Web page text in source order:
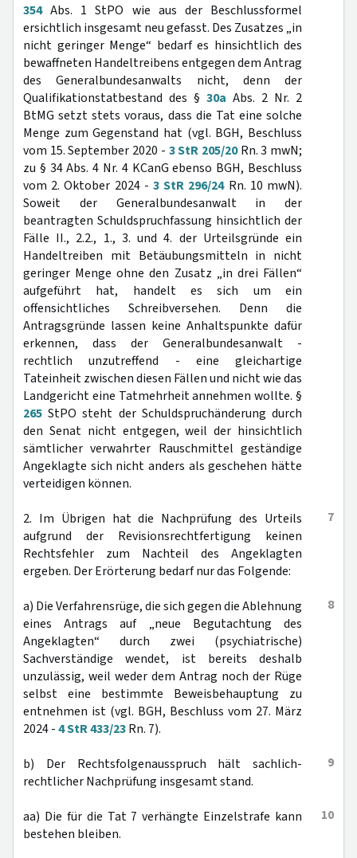
354Abs. 1 StPO wie aus der Beschlussformel
ersichtlich insgesamt neu gefasst. Des Zusatzes „in
nicht geringer Menge“ bedarf es hinsichtlich des
bewaffneten Handeltreibens entgegen dem Antrag
des Generalbundesanwalts nicht, denn der
Qualifikationstatbestand des § 30a Abs. 2 Nr. 2
BtMG setzt stets voraus, dass die Tat eine solche
Menge zum Gegenstand hat (vgl. BGH, Beschluss
vom 15. September 2020 - 3 StR 205/20Rn. 3 mwN;
zu § 34 Abs. 4 Nr. 4 KCanG ebenso BGH, Beschluss
vom 2. Oktober 2024 - 3 StR 296/24Rn. 10 mwN).
Soweit der Generalbundesanwalt in der
beantragten Schuldspruchfassung hinsichtlich der
Fälle II., 2.2., 1., 3. und 4. der Urteilsgründe ein
Handeltreiben mit Betäubungsmitteln in nicht
geringer Menge ohne den Zusatz „in drei Fällen“
aufgeführt hat, handelt es sich um ein
offensichtliches Schreibversehen. Denn die
Antragsgründe lassen keine Anhaltspunkte dafür
erkennen, dass der Generalbundesanwalt -
rechtlich unzutreffend - eine gleichartige
Tateinheit zwischen diesen Fällen und nicht wie das
Landgericht eine Tatmehrheit annehmen wollte. §
265 StPO steht der Schuldspruchänderung durch
den Senat nicht entgegen, weil der hinsichtlich
sämtlicher verwahrter Rauschmittel geständige
Angeklagte sich nicht anders als geschehen hätte
verteidigen können.
7
2. Im Übrigen hat die Nachprüfung des Urteils
aufgrund der Revisionsrechtfertigung keinen
Rechtsfehler zum Nachteil des Angeklagten
ergeben. Der Erörterung bedarf nur das Folgende:
8
a) Die Verfahrensrüge, die sich gegen die Ablehnung
eines Antrags auf „neue Begutachtung des
Angeklagten“ durch zwei (psychiatrische)
Sachverständige wendet, ist bereits deshalb
unzulässig, weil weder dem Antrag noch der Rüge
selbst eine bestimmte Beweisbehauptung zu
entnehmen ist (vgl. BGH, Beschluss vom 27. März
2024 -4 StR 433/23Rn. 7).
9
b) Der Rechtsfolgenausspruch hält sachlich-
rechtlicher Nachprüfung insgesamt stand.
10
aa) Die für die Tat 7 verhängte Einzelstrafe kann
bestehen bleiben.